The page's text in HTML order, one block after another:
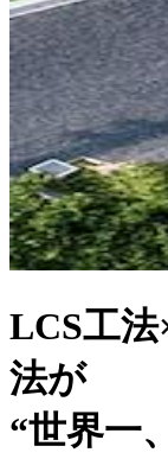
LCS工
法が
“世界一